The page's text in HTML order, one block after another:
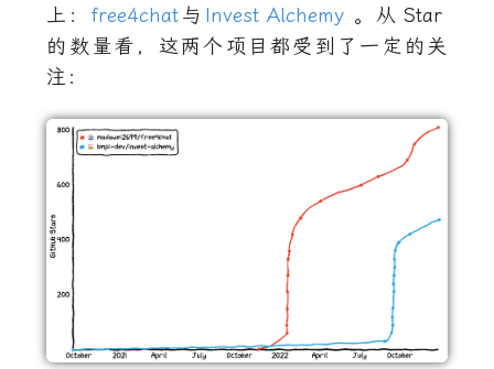
上： free4chat与 Invest Alchemy 。从 Star
的数量看，这两个项目都受到了一定的关
注：